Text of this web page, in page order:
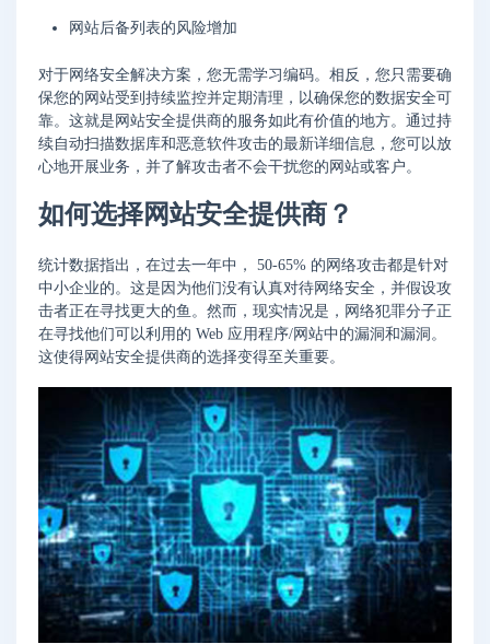
网站后备列表的风险增加
对于网络安全解决方案，您无需学习编码。相反，您只需要确
保您的网站受到持续监控并定期清理，以确保您的数据安全可
靠。这就是网站安全提供商的服务如此有价值的地方。通过持
续自动扫描数据库和恶意软件攻击的最新详细信息，您可以放
心地开展业务，并了解攻击者不会干扰您的网站或客户。
如何选择网站安全提供商？
统计数据指出，在过去一年中， 50-65% 的网络攻击都是针对
中小企业的。这是因为他们没有认真对待网络安全，并假设攻
击者正在寻找更大的鱼。然而，现实情况是，网络犯罪分子正
在寻找他们可以利用的 Web 应用程序/网站中的漏洞和漏洞。
这使得网站安全提供商的选择变得至关重要。